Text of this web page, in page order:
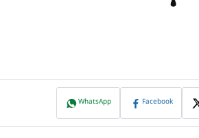
WhatsApp Facebook